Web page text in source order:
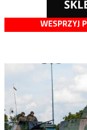
WESPRZYJ